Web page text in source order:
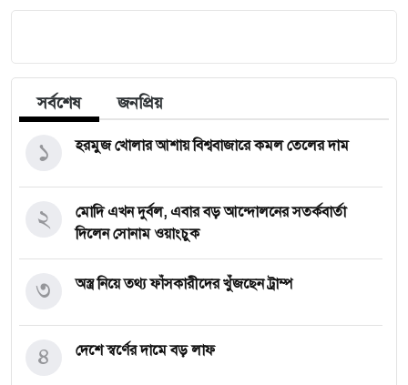
সর্বশেষ জনপ্রিয়
হরমুজ খোলার আশায় বিশ্ববাজারে কমল তেলের দাম
১
মোদি এখন দুর্বল, এবার বড় আন্দোলনের সতর্কবার্তা
দিলেন সোনাম ওয়াংচুক
২
অস্ত্র নিয়ে তথ্য ফাঁসকারীদের খুঁজছেন ট্রাম্প
৩
দেশে স্বর্ণের দামে বড় লাফ
৪